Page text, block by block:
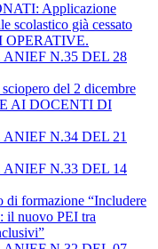
Applicazione
scolastico già cessato
OPERATIVE.
N.35 DEL 28
del 2 dicembre
AI DOCENTI DI
N.34 DEL 21
N.33 DEL 14
di formazione “Includere
il nuovo PEI tra